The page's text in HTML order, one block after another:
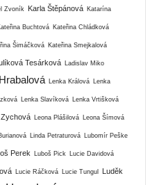
Zvoník Karla Štěpánová Katarína
Buchtová Kateřina Chládková
Šimáčková Kateřina Smejkalová
Tesárková Ladislav Miko
Lenka Králová Lenka
Lenka Slavíková Lenka Vrtišková
Leona Plášilová Leona Šímová
Linda Petraturová Lubomír Peške
Perek Luboš Pick Lucie Davidová
Lucie Ráčková Lucie Tungul Luděk